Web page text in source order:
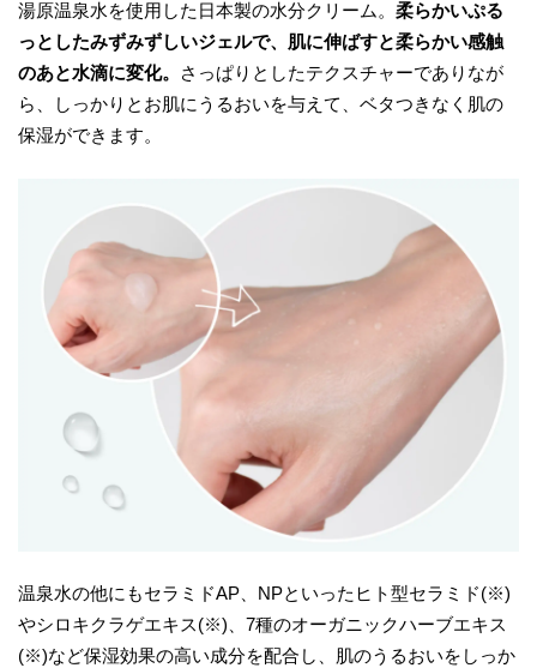
湯原温泉水を使用した日本製の水分クリーム。 柔らかいぷる
っとしたみずみずしいジェルで、肌に伸ばすと柔らかい感触
のあと水滴に変化。
さっぱりとしたテクスチャーでありなが
ら、しっかりとお肌にうるおいを与えて、ベタつきなく肌の
保湿ができます。
温泉水の他にもセラミドAP、NPといったヒト型セラミド(※)
やシロキクラゲエキス(※)、7種のオーガニックハーブエキス
(※)など保湿効果の高い成分を配合し、肌のうるおいをしっか